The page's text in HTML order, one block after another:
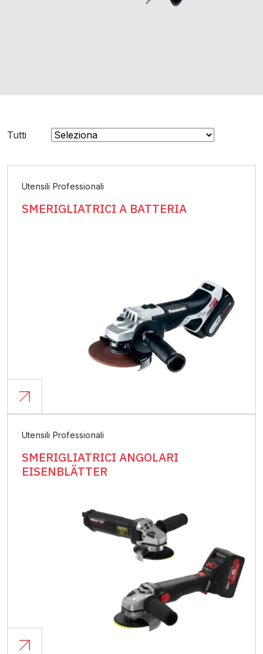
Tutti
Utensili Professionali
SMERIGLIATRICI A BATTERIA
Utensili Professionali
SMERIGLIATRICI ANGOLARI
EISENBLÄTTER